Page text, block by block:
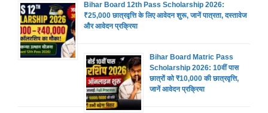
Bihar Board 12th Pass Scholarship 2026:
₹25,000 छात्रवृत्ति के लिए आवेदन शुरू, जानें पात्रता, दस्तावेज
और आवेदन प्रक्रिया
Bihar Board Matric Pass
Scholarship 2026: 10वीं पास
छात्रों को ₹10,000 की छात्रवृत्ति,
जानें आवेदन प्रक्रिया